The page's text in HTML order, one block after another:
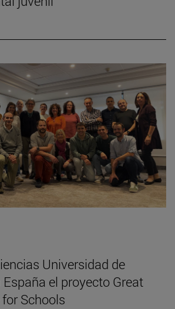
Universidad de
el proyecto Great
Schools